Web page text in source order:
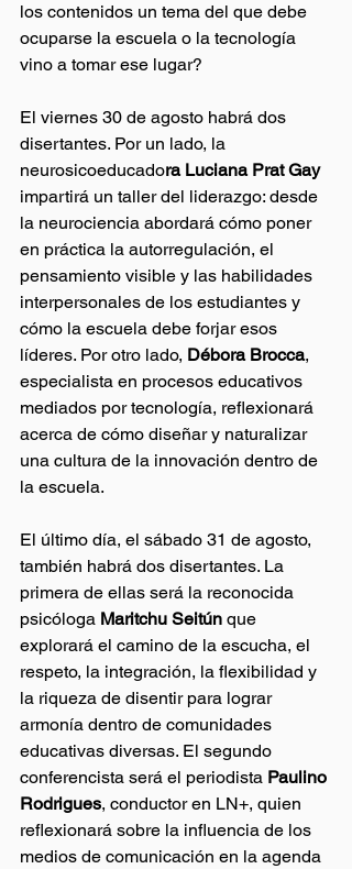
los contenidos un tema del que debe
ocuparse la escuela o la tecnología
vino a tomar ese lugar?
El viernes 30 de agosto habrá dos
disertantes. Por un lado, la
neurosicoeducadora Luciana Prat Gay
impartirá un taller del liderazgo: desde
la neurociencia abordará cómo poner
en práctica la autorregulación, el
pensamiento visible y las habilidades
interpersonales de los estudiantes y
cómo la escuela debe forjar esos
líderes. Por otro lado, Débora Brocca,
especialista en procesos educativos
mediados por tecnología, reflexionará
acerca de cómo diseñar y naturalizar
una cultura de la innovación dentro de
la escuela.
El último día, el sábado 31 de agosto,
también habrá dos disertantes. La
primera de ellas será la reconocida
psicóloga Maritchu Seitún que
explorará el camino de la escucha, el
respeto, la integración, la flexibilidad y
la riqueza de disentir para lograr
armonía dentro de comunidades
educativas diversas. El segundo
conferencista será el periodista Paulino
Rodrigues, conductor en LN+, quien
reflexionará sobre la influencia de los
medios de comunicación en la agenda